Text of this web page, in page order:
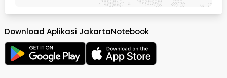
Download Aplikasi JakartaNotebook